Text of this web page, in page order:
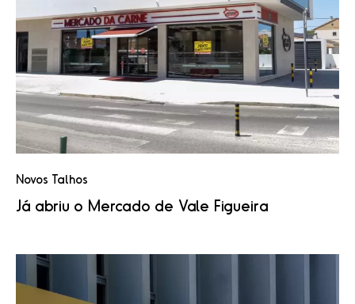
Novos Talhos
Já abriu o Mercado de Vale Figueira